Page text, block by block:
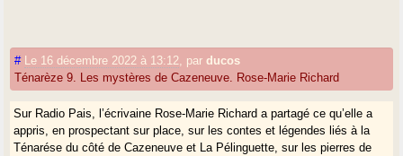
# Le 16 décembre 2022 à 13:12 parducos
Ténarèze 9. Les mystères de Cazeneuve. Rose-Marie Richard
Sur Radio Pais, l’écrivaine Rose-Marie Richard a partagé ce qu’elle a
appris, en prospectant sur place, sur les contes et légendes liés à la
Ténarése du côté de Cazeneuve et La Pélinguette, sur les pierres de